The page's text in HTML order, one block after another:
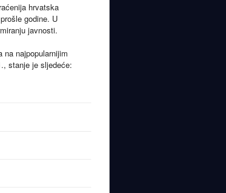
hrvatska
godine. U
javnosti.
na najpopularnijim
stanje je sljedeće: